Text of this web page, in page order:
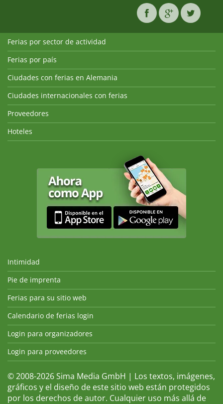
Ferias por sector de actividad
Ferias por país
Ciudades con ferias en Alemania
Ciudades internacionales con ferias
Proveedores
Hoteles
Intimidad
Pie de imprenta
Ferias para su sitio web
Calendario de ferias login
Login para organizadores
Login para proveedores
© 2008-2026 Sima Media GmbH | Los textos, imágenes,
gráficos y el diseño de este sitio web están protegidos
por los derechos de autor. Cualquier uso más allá de